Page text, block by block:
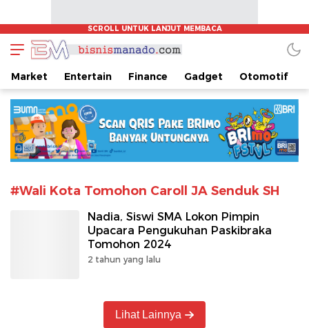
www.bisnismanado.com
Berita Bisnis Sulawesi Utara
Market Entertain Finance Gadget Otomotif
#Wali Kota Tomohon Caroll JA Senduk SH
Nadia, Siswi SMA Lokon Pimpin
Upacara Pengukuhan Paskibraka
Tomohon 2024
2 tahun yang lalu
Lihat Lainnya